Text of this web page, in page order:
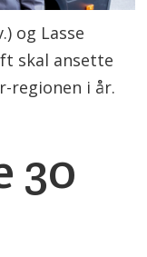
og Lasse
skal ansette
regionen i år.
30